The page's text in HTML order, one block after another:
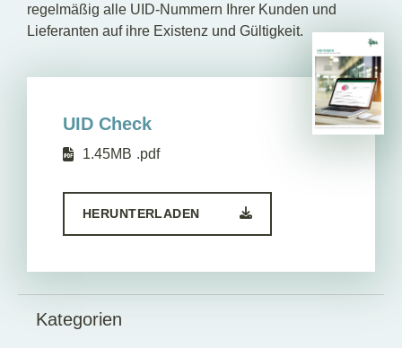
regelmäßig alle UID-Nummern Ihrer Kunden und
Lieferanten auf ihre Existenz und Gültigkeit.
UID Check
1.45MB .pdf
HERUNTERLADEN
Kategorien